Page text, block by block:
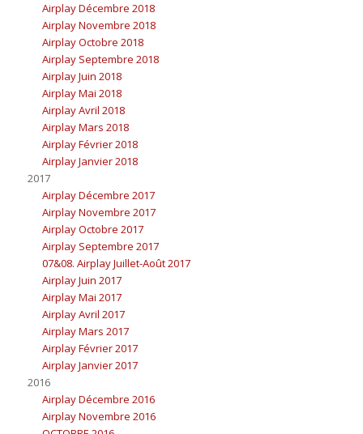
Airplay Décembre 2018
Airplay Novembre 2018
Airplay Octobre 2018
Airplay Septembre 2018
Airplay Juin 2018
Airplay Mai 2018
Airplay Avril 2018
Airplay Mars 2018
Airplay Février 2018
Airplay Janvier 2018
2017
Airplay Décembre 2017
Airplay Novembre 2017
Airplay Octobre 2017
Airplay Septembre 2017
07&08. Airplay Juillet-Août 2017
Airplay Juin 2017
Airplay Mai 2017
Airplay Avril 2017
Airplay Mars 2017
Airplay Février 2017
Airplay Janvier 2017
2016
Airplay Décembre 2016
Airplay Novembre 2016